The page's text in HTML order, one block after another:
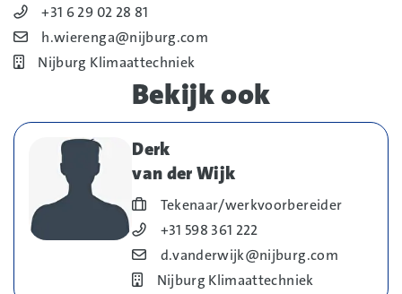
Blog_field_Telefoonnummer
+31 6 29 02 28 81
Blog_field_E-mail
h.wierenga@nijburg.com
BedrijfNijburg Klimaattechniek
Bekijk ook
Derk
van der Wijk
Blog_field_Functie
Tekenaar/werkvoorbereider
Blog_field_Telefoonnummer
+31 598 361 222
Blog_field_E-mail
d.vanderwijk@nijburg.com
BedrijfNijburg Klimaattechniek